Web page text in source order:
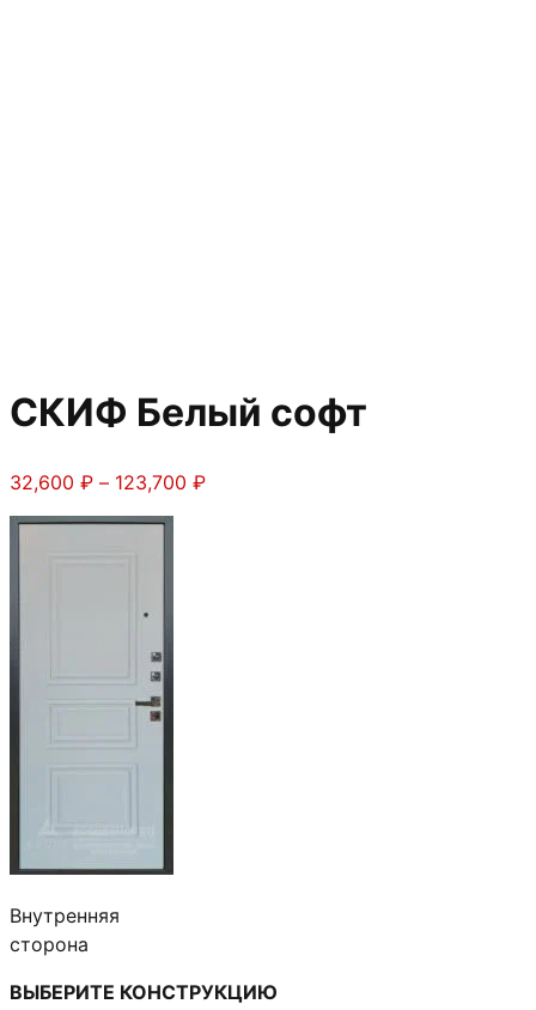
СКИФ Белый софт
32,600 ₽ – 123,700 ₽Диапазон
Внутренняя
сторона
ВЫБЕРИТЕ КОНСТРУКЦИЮ